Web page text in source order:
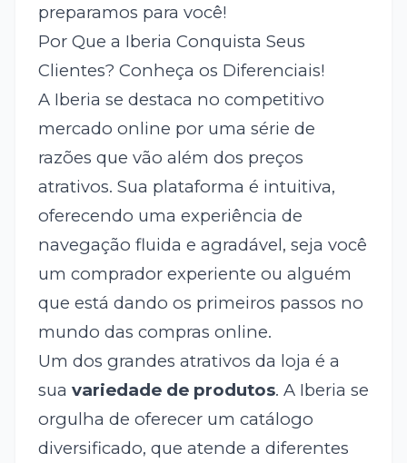
preparamos para você!
Por Que a Iberia Conquista Seus
Clientes? Conheça os Diferenciais!
A Iberia se destaca no competitivo
mercado online por uma série de
razões que vão além dos preços
atrativos. Sua plataforma é intuitiva,
oferecendo uma experiência de
navegação fluida e agradável, seja você
um comprador experiente ou alguém
que está dando os primeiros passos no
mundo das compras online.
Um dos grandes atrativos da loja é a
sua variedade de produtos. A Iberia se
orgulha de oferecer um catálogo
diversificado, que atende a diferentes